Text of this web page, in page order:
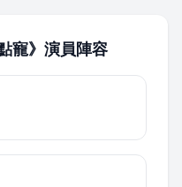
寵》演員陣容